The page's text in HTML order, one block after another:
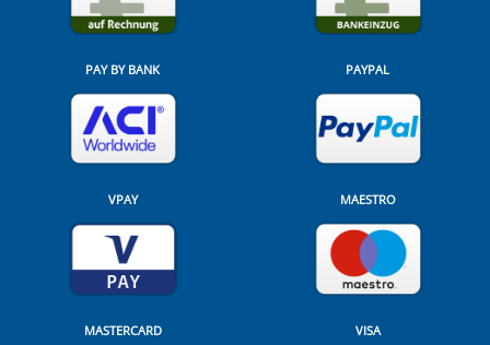
PAY BY BANK PAYPAL
VPAY MAESTRO
MASTERCARD VISA